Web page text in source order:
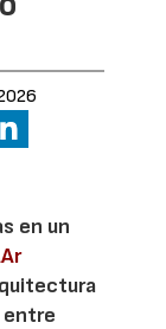
en un
entre